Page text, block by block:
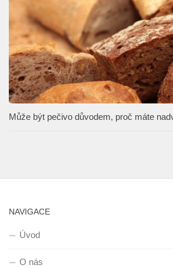
Může být pečivo důvodem, proč máte
NAVIGACE
Úvod
O nás